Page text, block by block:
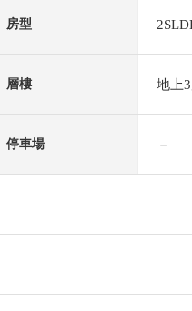
房型
層樓 地上
停車場 －